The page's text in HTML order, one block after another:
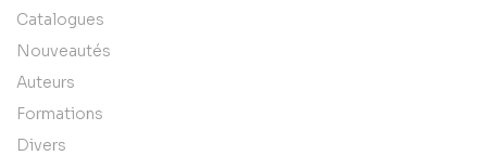
Catalogues
Nouveautés
Auteurs
Formations
Divers